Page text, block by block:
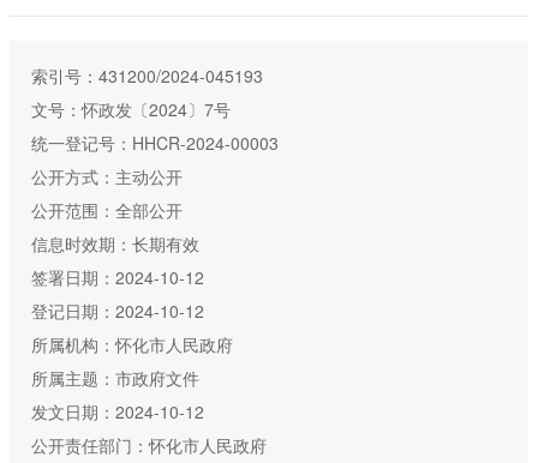
索引号：431200/2024-045193
文号：怀政发〔2024〕7号
统一登记号：HHCR-2024-00003
公开方式：主动公开
公开范围：全部公开
信息时效期：长期有效
签署日期：2024-10-12
登记日期：2024-10-12
所属机构：怀化市人民政府
所属主题：市政府文件
发文日期：2024-10-12
公开责任部门：怀化市人民政府